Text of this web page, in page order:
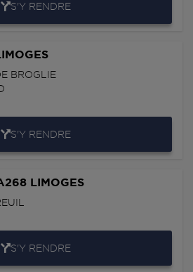
S'Y RENDRE
BROGLIE
S'Y RENDRE
LIMOGES
S'Y RENDRE